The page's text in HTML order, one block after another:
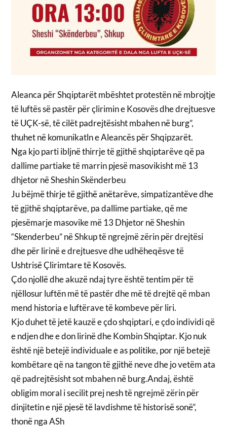
Aleanca për Shqiptarët mbështet protestën në mbrojtje
të luftës së pastër për çlirimin e Kosovës dhe drejtuesve
të UÇK-së, të cilët padrejtësisht mbahen në burg”,
thuhet në komunikatln e Aleancës për Shqipzarët.
Nga kjo parti ibljnë thirrje të gjithë shqiptarëve që pa
dallime partiake të marrin pjesë masovikisht më 13
dhjetor në Sheshin Skënderbeu
Ju bëjmë thirje të gjithë anëtarëve, simpatizantëve dhe
të gjithë shqiptarëve, pa dallime partiake, që me
pjesëmarje masovike më 13 Dhjetor në Sheshin
“Skenderbeu” në Shkup të ngrejmë zërin për drejtësi
dhe për lirinë e drejtuesve dhe udhëheqësve të
Ushtrisë Çlirimtare të Kosovës.
Çdo njollë dhe akuzë ndaj tyre është tentim për të
njëllosur luftën më të pastër dhe më të drejtë që mban
mend historia e luftërave të kombeve për liri.
Kjo duhet të jetë kauzë e çdo shqiptari, e çdo individi që
e ndjen dhe e don lirinë dhe Kombin Shqiptar. Kjo nuk
është një betejë individuale e as politike, por një betejë
kombëtare që na tangon të gjithë neve dhe jo vetëm ata
që padrejtësisht sot mbahen në burg.Andaj, është
obligim moral i secilit prej nesh të ngrejmë zërin për
dinjitetin e një pjesë të lavdishme të historisë sonë”,
thonë nga ASh